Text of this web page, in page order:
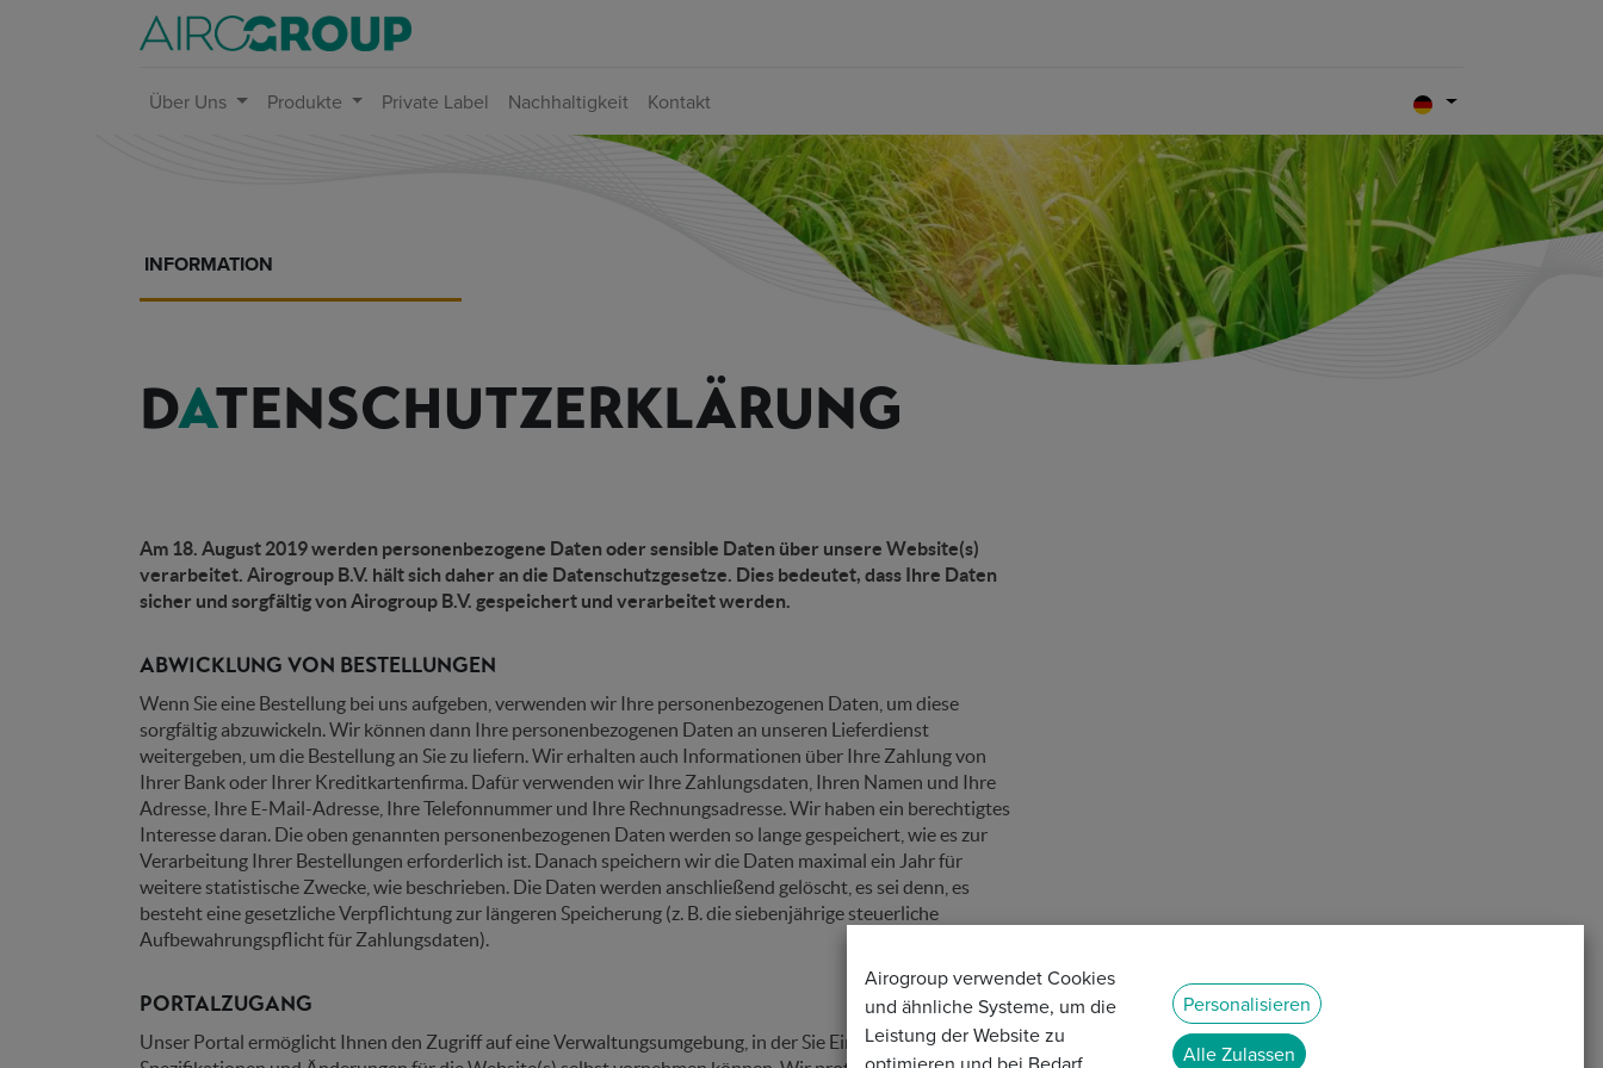
Über Uns Produkte Private Label Nachhaltigkeit Kontakt
INFORMATION
DATENSCHUTZERKLÄRUNG
Am 18. August 2019 werden personenbezogene Daten oder sensible Daten über unsere Website(s)
verarbeitet. Airogroup B.V. hält sich daher an die Datenschutzgesetze. Dies bedeutet, dass Ihre Daten
sicher und sorgfältig von Airogroup B.V. gespeichert und verarbeitet werden.
ABWICKLUNG VON BESTELLUNGEN
Wenn Sie eine Bestellung bei uns aufgeben, verwenden wir Ihre personenbezogenen Daten, um diese
sorgfältig abzuwickeln. Wir können dann Ihre personenbezogenen Daten an unseren Lieferdienst
weitergeben, um die Bestellung an Sie zu liefern. Wir erhalten auch Informationen über Ihre Zahlung von
Ihrer Bank oder Ihrer Kreditkartenfirma. Dafür verwenden wir Ihre Zahlungsdaten, Ihren Namen und Ihre
Adresse, Ihre E-Mail-Adresse, Ihre Telefonnummer und Ihre Rechnungsadresse. Wir haben ein berechtigtes
Interesse daran. Die oben genannten personenbezogenen Daten werden so lange gespeichert, wie es zur
Verarbeitung Ihrer Bestellungen erforderlich ist. Danach speichern wir die Daten maximal ein Jahr für
weitere statistische Zwecke, wie beschrieben. Die Daten werden anschließend gelöscht, es sei denn, es
besteht eine gesetzliche Verpflichtung zur längeren Speicherung (z. B. die siebenjährige steuerliche
Aufbewahrungspflicht für Zahlungsdaten).
PORTALZUGANG
Unser Portal ermöglicht Ihnen den Zugriff auf eine Verwaltungsumgebung, in der Sie Einstellungen,
Airogroup verwendet Cookies
und ähnliche Systeme, um die
Leistung der Website zu
Personalisieren
Alle Zulassen